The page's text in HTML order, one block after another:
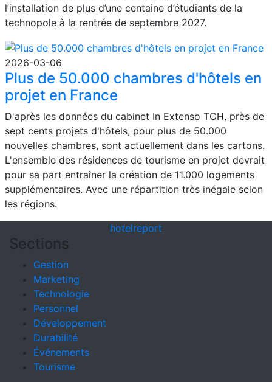
l’installation de plus d’une centaine d’étudiants de la
technopole à la rentrée de septembre 2027.
2026-03-06
Plus de 50.000 chambres d'hôtels en
projet en France
D'après les données du cabinet In Extenso TCH, près de
sept cents projets d'hôtels, pour plus de 50.000
nouvelles chambres, sont actuellement dans les cartons.
L'ensemble des résidences de tourisme en projet devrait
pour sa part entraîner la création de 11.000 logements
supplémentaires. Avec une répartition très inégale selon
les régions.
hotelreport
Sections
Gestion
Marketing
Technologie
Personnel
Développement
Durabilité
Événements
Tourisme